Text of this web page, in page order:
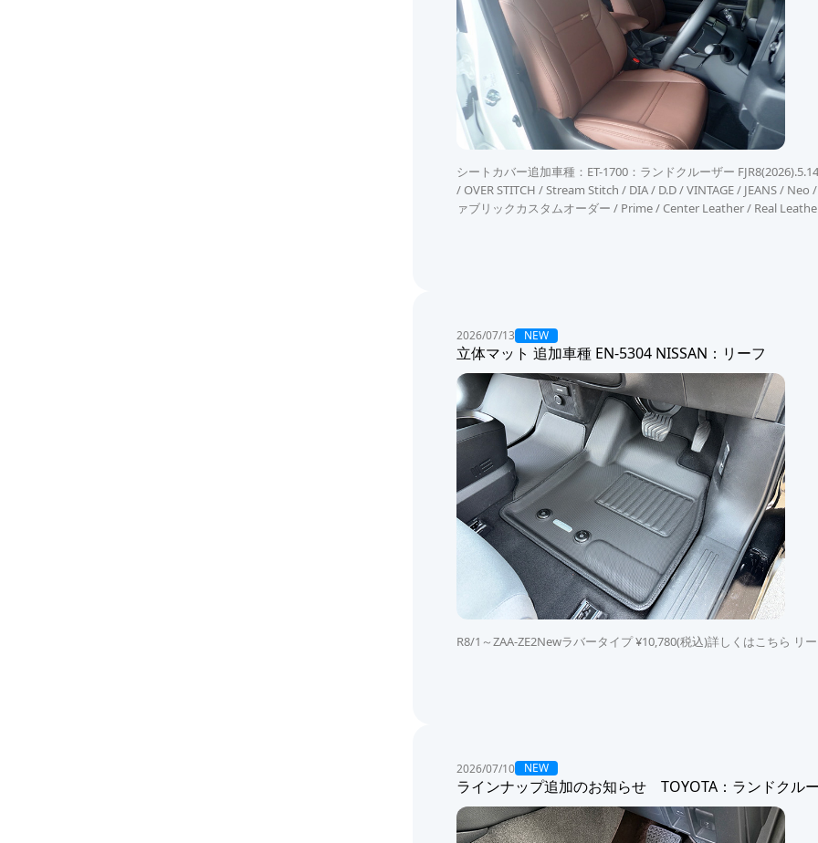
シートカバー追加車種：ET-1700：ランドクルーザー
/ OVER STITCH / Stream Stitch / DIA / D.D / VINTAGE / JEANS /
ァブリックカスタムオーダー / Prime / Center Leather / Real
2026/07/13 NEW
立体マット 追加車種 EN-5304 NISSAN：リーフ
R8/1～ZAA-ZE2Newラバータイプ ¥10,780(税込)詳しくはこちら リ
2026/07/10 NEW
ラインナップ追加のお知らせ TOYOTA：ランドクル